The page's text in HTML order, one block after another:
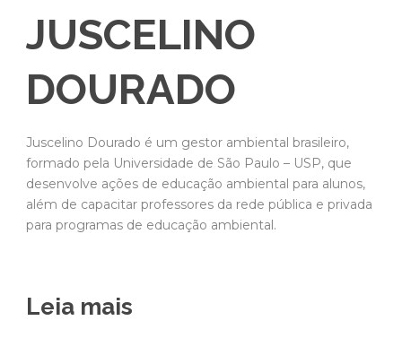
JUSCELINO
DOURADO
Juscelino Dourado é um gestor ambiental brasileiro,
formado pela Universidade de São Paulo – USP, que
desenvolve ações de educação ambiental para alunos,
além de capacitar professores da rede pública e privada
para programas de educação ambiental.
Leia mais